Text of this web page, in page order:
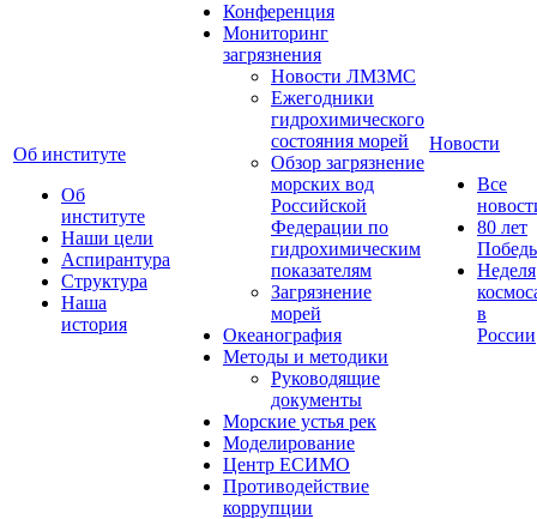
Об институте
Об
институте
Наши цели
Аспирантура
Структура
Наша
история
Конференция
Мониторинг
загрязнения
Новости ЛМЗМС
Ежегодники
гидрохимического
состояния морей
Обзор загрязнение
морских вод
Российской
Федерации по
гидрохимическим
показателям
Загрязнение
морей
Океанография
Методы и методики
Руководящие
документы
Морские устья рек
Моделирование
Центр ЕСИМО
Противодействие
коррупции
Новости
Все
80 лет
Неделя
в
России